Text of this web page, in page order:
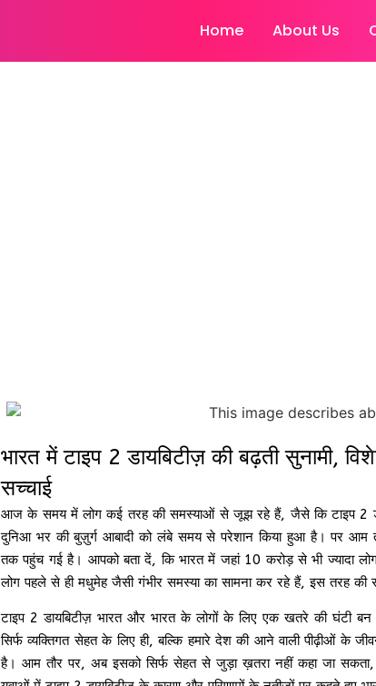
Home About Us
भारत में टाइप 2 डायबिटीज़ की बढ़ती सुनामी,
सच्चाई
आज के समय में लोग कई तरह की समस्याओं से जूझ रहे हैं, जैसे कि टाइप 2
दुनिआ भर की बुज़ुर्ग आबादी को लंबे समय से परेशान किया हुआ है। पर आम
तक पहुंच गई है। आपको बता दें, कि भारत में जहां 10 करोड़ से भी ज्यादा
लोग पहले से ही मधुमेह जैसी गंभीर समस्या का सामना कर रहे हैं, इस तरह
टाइप 2 डायबिटीज़ भारत और भारत के लोगों के लिए एक खतरे की घंटी
सिर्फ व्यक्तिगत सेहत के लिए ही, बल्कि हमारे देश की आने वाली पीढ़ीओं के
है। आम तौर पर, अब इसको सिर्फ सेहत से जुड़ा ख़तरा नहीं कहा जा